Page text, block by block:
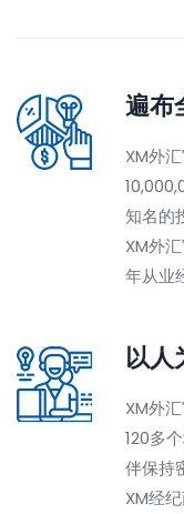
遍布
XM外
知名的
XM外
年从业
以人
XM外
120多
伴保持
XM经